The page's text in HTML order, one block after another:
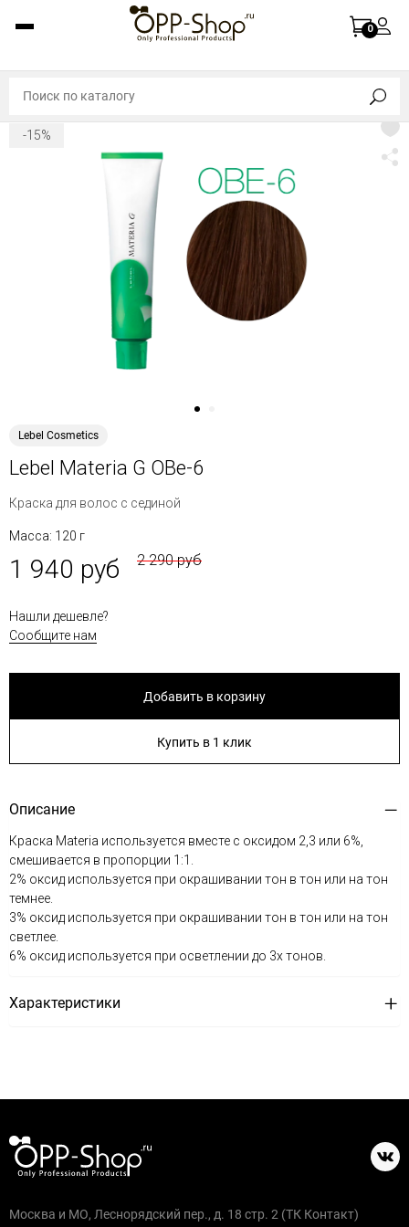
0
-15%
Lebel Cosmetics
Lebel Materia G OBe-6
Краска для волос с сединой
Масса: 120 г
1 940 руб 2 290 руб
Нашли дешевле?
Сообщите нам
Добавить в корзину
Купить в 1 клик
Описание
Краска Materia используется вместе с оксидом 2,3 или 6%,
смешивается в пропорции 1:1.
2% оксид используется при окрашивании тон в тон или на тон
темнее.
3% оксид используется при окрашивании тон в тон или на тон
светлее.
6% оксид используется при осветлении до 3х тонов.
Характеристики
Москва и МО, Леснорядский пер., д. 18 стр. 2 (ТК Контакт)